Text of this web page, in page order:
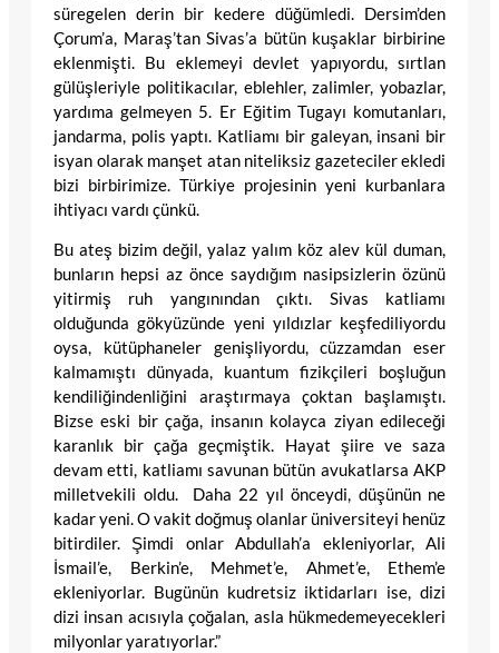
süregelen derin bir kedere düğümledi. Dersim’den
Çorum’a, Maraş’tan Sivas’a bütün kuşaklar birbirine
eklenmişti. Bu eklemeyi devlet yapıyordu, sırtlan
gülüşleriyle politikacılar, eblehler, zalimler, yobazlar,
yardıma gelmeyen 5. Er Eğitim Tugayı komutanları,
jandarma, polis yaptı. Katliamı bir galeyan, insani bir
isyan olarak manşet atan niteliksiz gazeteciler ekledi
bizi birbirimize. Türkiye projesinin yeni kurbanlara
ihtiyacı vardı çünkü.
Bu ateş bizim değil, yalaz yalım köz alev kül duman,
bunların hepsi az önce saydığım nasipsizlerin özünü
yitirmiş ruh yangınından çıktı. Sivas katliamı
olduğunda gökyüzünde yeni yıldızlar keşfediliyordu
oysa, kütüphaneler genişliyordu, cüzzamdan eser
kalmamıştı dünyada, kuantum fizikçileri boşluğun
kendiliğindenliğini araştırmaya çoktan başlamıştı.
Bizse eski bir çağa, insanın kolayca ziyan edileceği
karanlık bir çağa geçmiştik. Hayat şiire ve saza
devam etti, katliamı savunan bütün avukatlarsa AKP
milletvekili oldu. Daha 22 yıl önceydi, düşünün ne
kadar yeni. O vakit doğmuş olanlar üniversiteyi henüz
bitirdiler. Şimdi onlar Abdullah’a ekleniyorlar, Ali
İsmail’e, Berkin’e, Mehmet’e, Ahmet’e, Ethem’e
ekleniyorlar. Bugünün kudretsiz iktidarları ise, dizi
dizi insan acısıyla çoğalan, asla hükmedemeyecekleri
milyonlar yaratıyorlar.”